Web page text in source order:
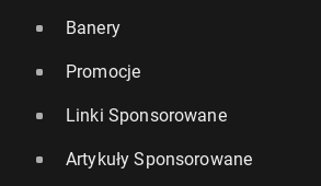
Banery
Promocje
Linki Sponsorowane
Artykuły Sponsorowane